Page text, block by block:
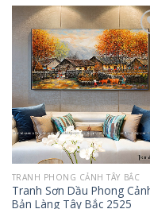
Add
TRANH PHONG CẢNH TÂY BẮC
Tranh Sơn Dầu Phong
Bản Làng Tây Bắc 2525